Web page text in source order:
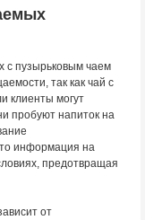
с пузырьковым чаем
так как чай с
клиенты могут
пробуют напиток на
информация на
предотвращая
от